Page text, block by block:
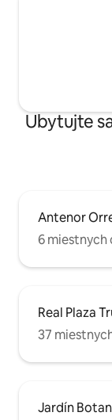
Ubytujte
Antenor
6 miestnych
Real Plaza
37
Jardín